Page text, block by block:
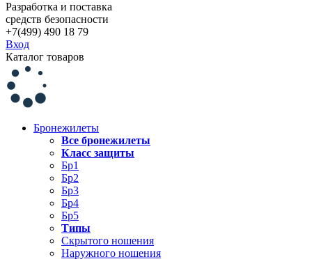
Разработка и поставка
средств безопасности
+7(499) 490 18 79
Вход
Каталог товаров
Бронежилеты
Все бронежилеты
Класс защиты
Бр1
Бр2
Бр3
Бр4
Бр5
Типы
Скрытого ношения
Наружного ношения